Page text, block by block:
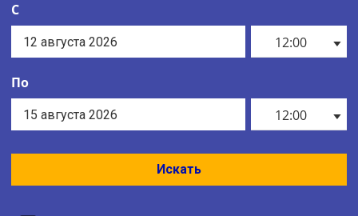
С
12:00
По
12:00
Искать